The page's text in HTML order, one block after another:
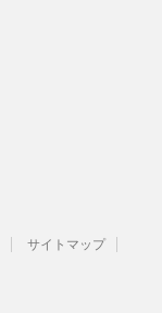
サイトマップ